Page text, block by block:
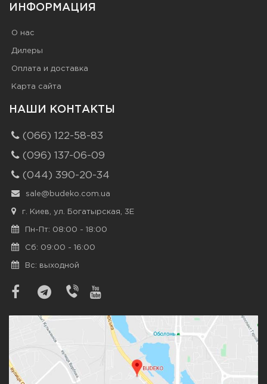
ИНФОРМАЦИЯ
О нас
Дилеры
Оплата и доставка
Карта сайта
НАШИ КОНТАКТЫ
(066) 122-58-83
(096) 137-06-09
(044) 390-20-34
sale@budeko.com.ua
г. Киев, ул. Богатырская, 3Е
Пн-Пт: 08:00 - 18:00
Сб: 09:00 - 16:00
Вс: выходной